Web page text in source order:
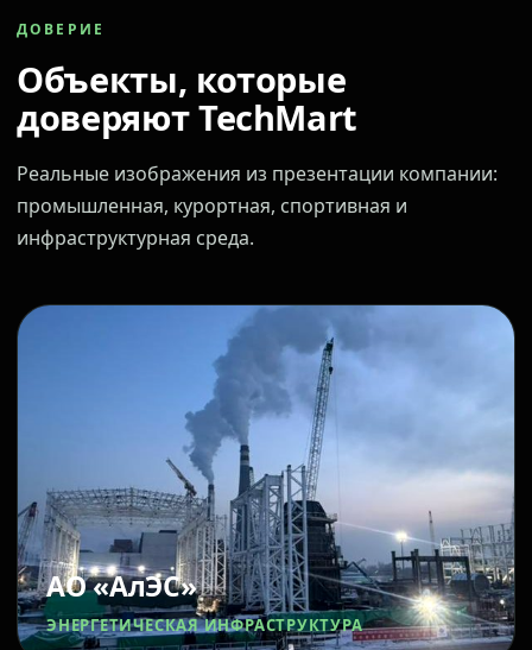
ДОВЕРИЕ
Объекты, которые
доверяют TechMart
Реальные изображения из презентации компании:
промышленная, курортная, спортивная и
инфраструктурная среда.
АО «АлЭС»
ЭНЕРГЕТИЧЕСКАЯ ИНФРАСТРУКТУРА